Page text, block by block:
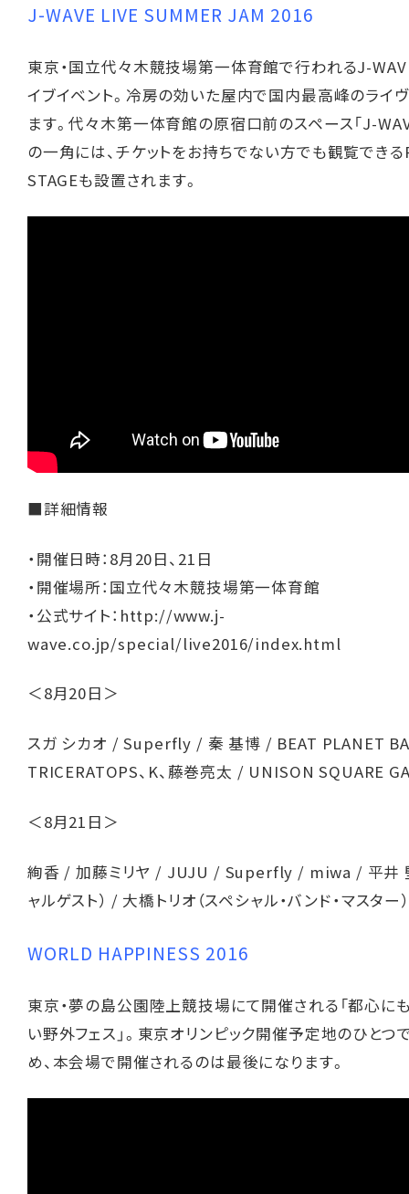
J-WAVE LIVE SUMMER JAM 2016
東京・国立代々木競技場第一体育館で行われるJ-
イブイベント。冷房の効いた屋内で国内最高峰のライ
ます。代々木第一体育館の原宿口前のスペース「J-
の一角には、チケットをお持ちでない方でも観覧でき
STAGEも設置されます。
■詳細情報
・開催日時：8月20日、21日
・開催場所：国立代々木競技場第一体育館
・公式サイト： http://www.j-
wave.co.jp/special/live2016/index.html
＜8月20日＞
スガ シカオ / Superfly / 秦 基博 / BEAT PLANET
TRICERATOPS、K、藤巻亮太 / UNISON SQUARE
＜8月21日＞
絢香 / 加藤ミリヤ / JUJU / Superfly / miwa / 平井
ャルゲスト） / 大橋トリオ（スペシャル・バンド・マスター）
WORLD HAPPINESS 2016
東京・夢の島公園陸上競技場にて開催される「都心に
い野外フェス」。東京オリンピック開催予定地のひとつ
め、本会場で開催されるのは最後になります。